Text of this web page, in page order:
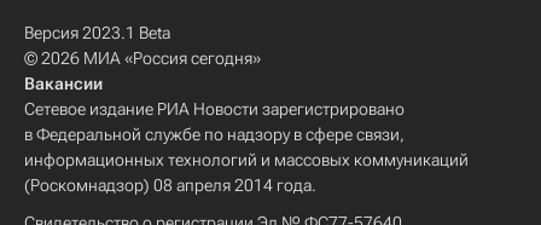
Версия 2023.1 Beta
© 2026 МИА «Россия сегодня»
Вакансии
Сетевое издание РИА Новости зарегистрировано
в Федеральной службе по надзору в сфере связи,
информационных технологий и массовых коммуникаций
(Роскомнадзор) 08 апреля 2014 года.